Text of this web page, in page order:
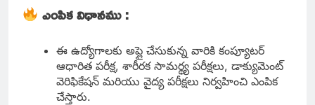
ఎంపిక విధానము :
ఈ ఉద్యోగాలకు అప్లై చేసుకున్న వారికి కంప్యూటర్
ఆధారిత పరీక్ష, శారీరక సామర్థ్య పరీక్షలు, డాక్యుమెంట్
వెరిఫికేషన్ మరియు వైద్య పరీక్షలు నిర్వహించి ఎంపిక
చేస్తారు.